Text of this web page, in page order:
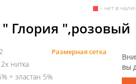
– нет в
Глория ",розовый
Размерная сетка
нитка
+ эластан 5%
вы